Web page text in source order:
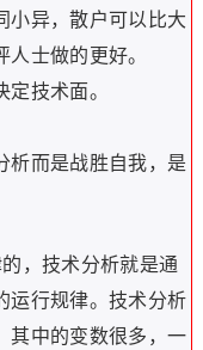
小异，散户可以比大
士做的更好。
技术面。
析而是战胜自我，是
，技术分析就是通
运行规律。技术分析
其中的变数很多，一